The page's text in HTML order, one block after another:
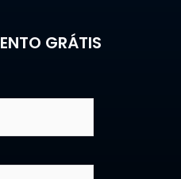
GRÁTIS